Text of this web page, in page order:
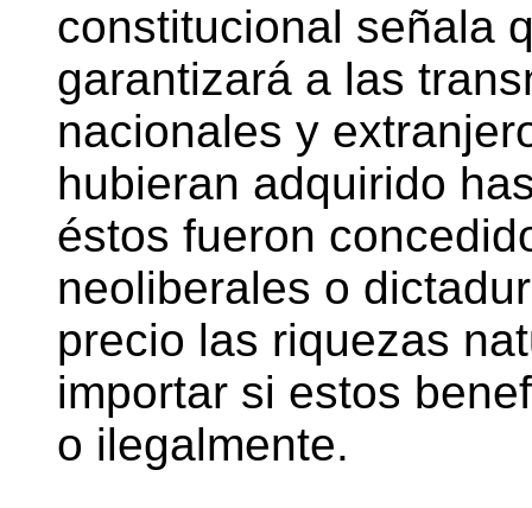
constitucional señala
garantizará a las
nacionales y
hubieran adquirido
éstos fueron
neoliberales o
precio las riquezas
importar si estos
o ilegalmente.